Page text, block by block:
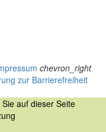
chevron_right
zur Barrierefreiheit
auf dieser Seite